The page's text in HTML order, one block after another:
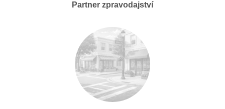
Partner zpravodajství